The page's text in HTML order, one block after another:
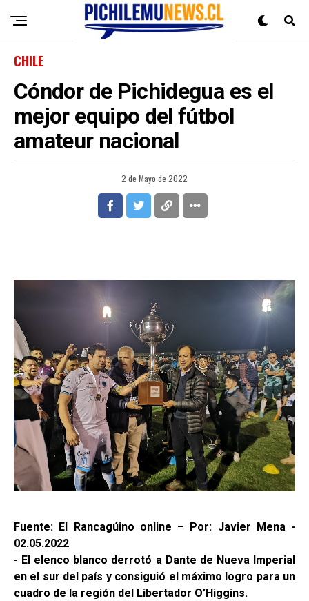
CHILE
Cóndor de Pichidegua es el
mejor equipo del fútbol
amateur nacional
2 de Mayo de 2022
Fuente: El Rancagúino online – Por: Javier Mena -
02.05.2022
- El elenco blanco derrotó a Dante de Nueva Imperial
en el sur del país y consiguió el máximo logro para un
cuadro de la región del Libertador O’Higgins.